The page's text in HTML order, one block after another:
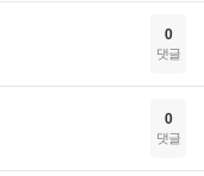
0
댓글
0
댓글